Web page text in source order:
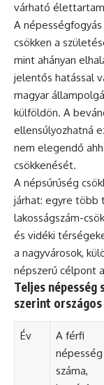
várható
A
csökken a
mint ahányan
jelentős hatással
magyar
külföldön. A
ellensúlyozhatná
nem elegendő
csökkenését.
A népsűrűség
járhat: egyre több
lakosságszám-
és vidéki
a nagyvárosok,
népszerű célpont
Teljes népesség
szerint
Év
A férfi
népesség
száma,